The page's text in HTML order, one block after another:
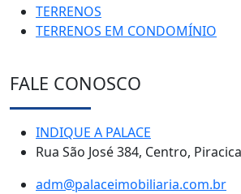
TERRENOS
TERRENOS EM CONDOMÍNIO
FALE CONOSCO
INDIQUE A PALACE
Rua São José 384, Centro,
adm@palaceimobiliaria.com.br